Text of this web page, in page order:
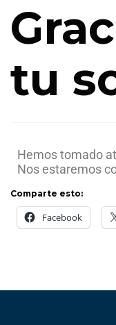
tu
Hemos tomado
Nos estaremos
Comparte esto:
Facebook